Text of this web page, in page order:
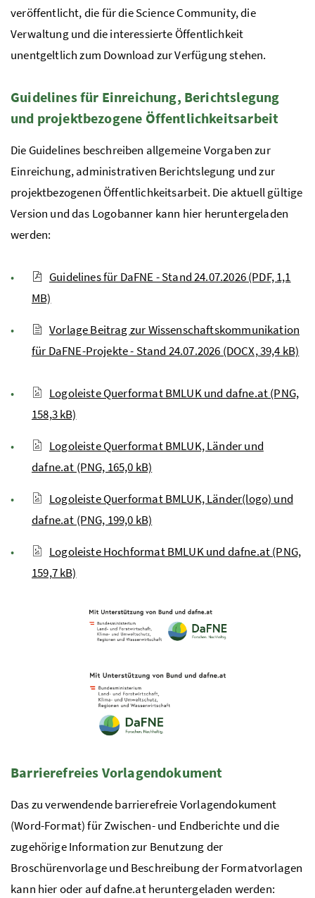
veröffentlicht, die für die Science Community, die
Verwaltung und die interessierte Öffentlichkeit
unentgeltlich zum Download zur Verfügung stehen.
Guidelines für Einreichung, Berichtslegung
und projektbezogene Öffentlichkeitsarbeit
Die Guidelines beschreiben allgemeine Vorgaben zur
Einreichung, administrativen Berichtslegung und zur
projektbezogenen Öffentlichkeitsarbeit. Die aktuell gültige
Version und das Logobanner kann hier heruntergeladen
werden:
Guidelines für DaFNE - Stand 24.07.2026 (PDF, 1,1
MB)
Vorlage Beitrag zur Wissenschaftskommunikation
für DaFNE-Projekte - Stand 24.07.2026 (DOCX, 39,4 kB)
Logoleiste Querformat BMLUK und dafne.at (PNG,
158,3 kB)
Logoleiste Querformat BMLUK, Länder und
dafne.at (PNG, 165,0 kB)
Logoleiste Querformat BMLUK, Länder(logo) und
dafne.at (PNG, 199,0 kB)
Logoleiste Hochformat BMLUK und dafne.at (PNG,
159,7 kB)
Barrierefreies Vorlagendokument
Das zu verwendende barrierefreie Vorlagendokument
(Word-Format) für Zwischen- und Endberichte und die
zugehörige Information zur Benutzung der
Broschürenvorlage und Beschreibung der Formatvorlagen
kann hier oder aufdafne.at heruntergeladen werden: